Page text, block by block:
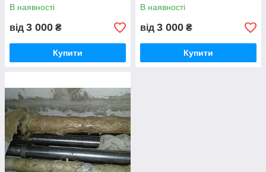
В наявності
від 3 000 ₴
Купити
В наявності
від 3 000 ₴
Купити